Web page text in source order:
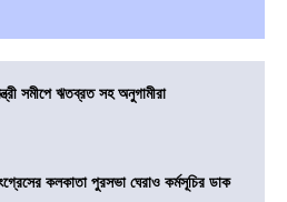
সমীপে ঋতব্রত সহ অনুগামীরা
কলকাতা পুরসভা ঘেরাও কর্মসূচির ডাক